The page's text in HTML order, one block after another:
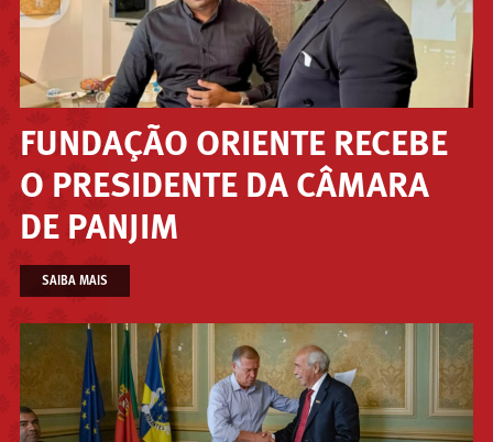
Oriente desde 2022, o programa tem beneficiado
do apoio contínuo do gabinete francês.
FUNDAÇÃO ORIENTE RECEBE
O PRESIDENTE DA CÂMARA
DE PANJIM
SAIBA MAIS